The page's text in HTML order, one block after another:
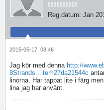
Reg.datum: Jan
2015-05-17, 08:46
Jag kör med denna http://
8Strands...item27da21544c
linorna. Har tappat lite i färg
lina jag har använt.